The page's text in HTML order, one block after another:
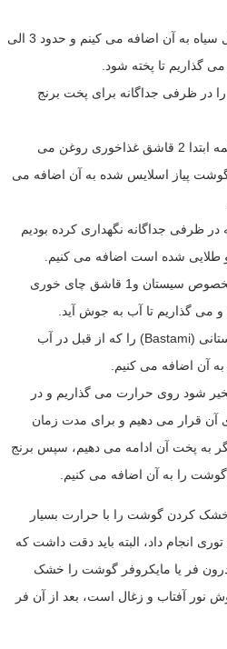
یک قاشق چای خوری فلفل سیاه به آن اضافه می کینم و حدود 3 الی
در ظرفی جداگانه برای پخت برنج
برای پخت برنج در یک قابلمه ابتدا 2 قاشق غذاخوری روغن می
پیاز اسلایس شده به آن اضافه می
ظرفی جداگانه نگهداری کرده بودیم
و طلایی شده است اضافه می کنیم.
2 قاشق غذاخوری ادویه مخصوص سیستان و1 قاشق چای خوری
می گذاریم تا آب به جوش آید.
700 گرم برنج هندی یا پاکستانی (Bastami) را که از قبل در آب
آن اضافه می کنیم.
شود روی حرارت می گذاریم و در
آن قرار می دهیم و برای مدت زمان
15 دقیقه دیگر به پخت آن ادامه می دهیم، سپس برنج
را به آن اضافه می کنیم.
کردن گوشت را با حرارت بسیار
انجام داد، البته باید دقت داشت که
فر یا مایکروفر گوشت را خشک
نور آفتاب و زغال است، بعد از آن فر